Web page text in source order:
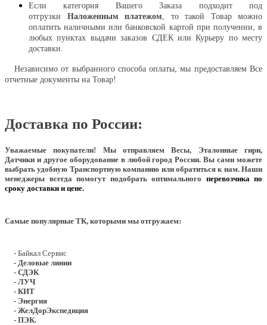
Если категория Вашего Заказа подходит под
отгрузки Наложенным платежом , то такой Товар можно
оплатить наличными или банковской картой при получении, в
любых пунктах выдачи заказов СДЕК или Курьеру по месту
доставки.
Независимо от выбранного способа оплаты, мы предоставляем Все
отчетные документы на Товар!
Доставка по России:
Уважаемые покупатели! Мы отправляем Весы, Эталонные гири,
Датчики и другое оборудование в любой город России. Вы сами можете
выбрать удобную Транспортную компанию или обратиться к нам. Наши
менеджеры всегда помогут подобрать оптимального перевозчика по
сроку доставки и цене.
Самые популярные ТК, которыми мы отгружаем:
- Байкал Сервис
- Деловые линии
- СДЭК
- ЛУЧ
- КИТ
- Энергия
- ЖелДорЭкспедиция
- ПЭК.